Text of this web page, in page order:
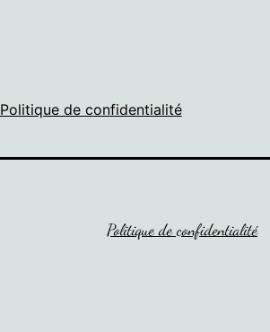
Politique de confidentialité
Politique de confidentialité